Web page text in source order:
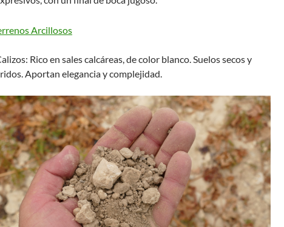
Rico en sales calcáreas, de color blanco. Suelos secos y
Aportan elegancia y complejidad.